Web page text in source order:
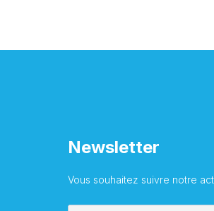
Newsletter
Vous souhaitez suivre notre